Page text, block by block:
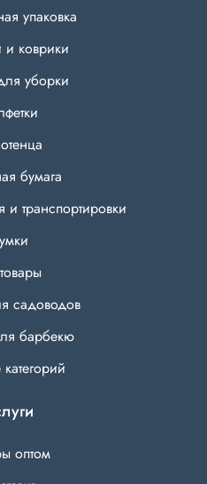
упаковка
и коврики
уборки
бумага
транспортировки
садоводов
барбекю
оптом